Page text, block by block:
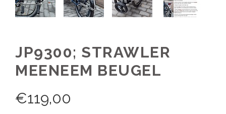
JP9300; STRAWLER
MEENEEM BEUGEL
€119,00